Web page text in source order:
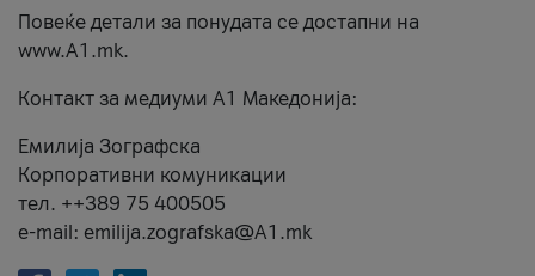
Повеќе детали за понудата се достапни на
www.А1.mk.
Контакт за медиуми А1 Македонија:
Емилија Зографска
Корпоративни комуникации
тел. ++389 75 400505
e-mail: emilija.zografska@A1.mk